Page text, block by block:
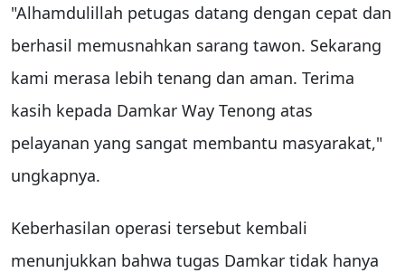
"Alhamdulillah petugas datang dengan cepat dan
berhasil memusnahkan sarang tawon. Sekarang
kami merasa lebih tenang dan aman. Terima
kasih kepada Damkar Way Tenong atas
pelayanan yang sangat membantu masyarakat,"
ungkapnya.
Keberhasilan operasi tersebut kembali
menunjukkan bahwa tugas Damkar tidak hanya